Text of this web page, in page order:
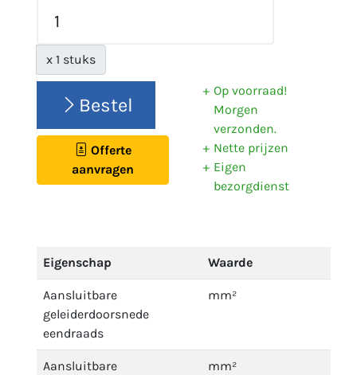
x 1 stuks
Bestel
Offerte
aanvragen
Op voorraad!
Morgen
verzonden.
Nette prijzen
Eigen
bezorgdienst
Eigenschap Waarde
Aansluitbare
geleiderdoorsnede
eendraads
mm²
Aansluitbare
mm²